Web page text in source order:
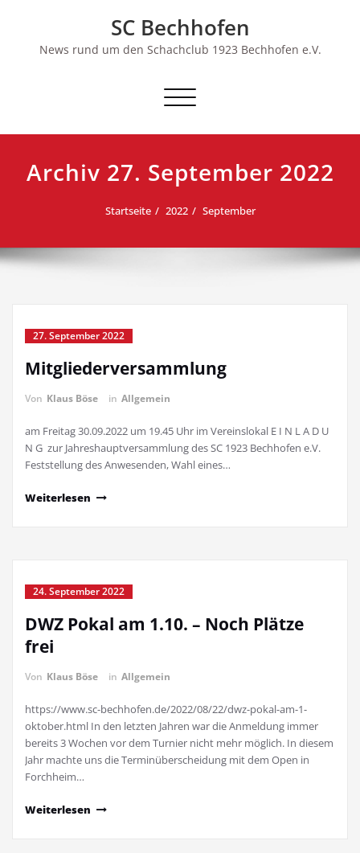
SC Bechhofen
News rund um den Schachclub 1923 Bechhofen e.V.
Schalte
Archiv 27. September 2022
Startseite 2022 September
27. September 2022
Mitgliederversammlung
Von Klaus Böse in Allgemein
am Freitag 30.09.2022 um 19.45 Uhr im Vereinslokal E I N L A D U
N G zur Jahreshauptversammlung des SC 1923 Bechhofen e.V.
Feststellung des Anwesenden, Wahl eines…
Weiterlesen
24. September 2022
DWZ Pokal am 1.10. – Noch Plätze
frei
Von Klaus Böse in Allgemein
https://www.sc-bechhofen.de/2022/08/22/dwz-pokal-am-1-
oktober.html In den letzten Jahren war die Anmeldung immer
bereits 3 Wochen vor dem Turnier nicht mehr möglich. In diesem
Jahr machte uns die Terminüberscheidung mit dem Open in
Forchheim…
Weiterlesen